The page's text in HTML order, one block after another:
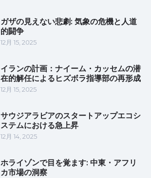
ガザの見えない悲劇: 気象の危機と人道
的闘争
12月 15, 2025
イランの計画：ナイーム・カッセムの潜
在的解任によるヒズボラ指導部の再形成
12月 15, 2025
サウジアラビアのスタートアップエコシ
ステムにおける急上昇
12月 14, 2025
ホライゾンで目を覚ます: 中東・アフリ
カ市場の洞察